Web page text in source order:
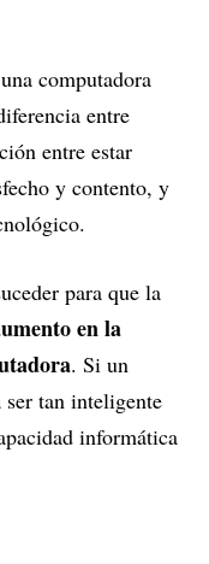
computadora
entre
entre estar
y contento, y
para que la
en la
. Si un
tan inteligente
informática